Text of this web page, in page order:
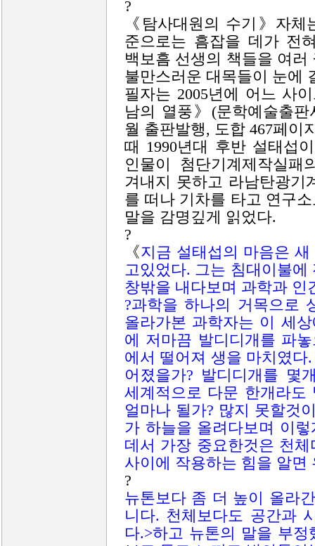
?
《탐사대원의 수기》자체
준으로는 흠잡을 데가 전
백보흠 선생의 책들을 여러
불만스러운 대목들이 눈에
필자는 2005년에 어느 사
남의 열풍》(문학예술출판
월 출판발행, 도합 467페이
때 1990년대 후반 설태섭
인물이 첨단기계제작실패
겨내지 못하고 라남탄광기
를 떠나 기차를 타고 연구
말을 감명깊게 읽었다.
?
《지금 설태섭의 마음은
고있었다. 그는 침대이불
창밖을 내다보며 과학과
?과학을 하나의 거목으로
올라가본 과학자는 이 세
에 저마끔 발디디개를 파
에서 떨어져 생을 마치였
어졌을가? 발디디개를 몇
세계적으로 다문 한개라도
얼마나 될가? 많지 못할것
가 하늘을 올려다보며 이
데서 가장 중요한것은 천
사이에 작용하는 힘을 알면
?
뉴톤보다 좀 더 높이 올라
니다. 천체보다도 공간과
다.>하고 뉴톤의 말을 부